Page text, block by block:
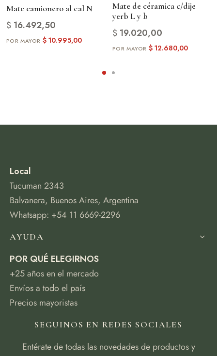
Mate camionero al cal N
$16.492,50
$10.995,00
Mate de céramica c/dije
yerb L y b
$19.020,00
$12.680,00
Local
Tucuman 2343
Balvanera, Buenos Aires, Argentina
Whatsapp: +54 11 6669-2296
AYUDA
POR QUÉ ELEGIRNOS
+25 años en el mercado
Envíos a todo el país
Precios mayoristas
SEGUINOS EN REDES SOCIALES
Entérate de todas las novedades de productos y